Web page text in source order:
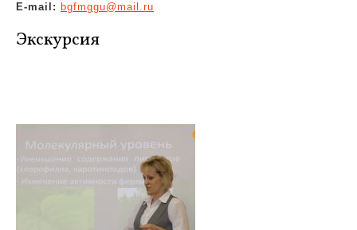
E-mail: bgfmggu@mail.ru
Экскурсия